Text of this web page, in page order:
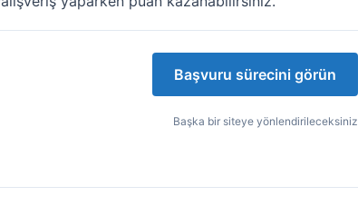
Başvuru sürecini görün
Başka bir siteye yönlendirileceksiniz